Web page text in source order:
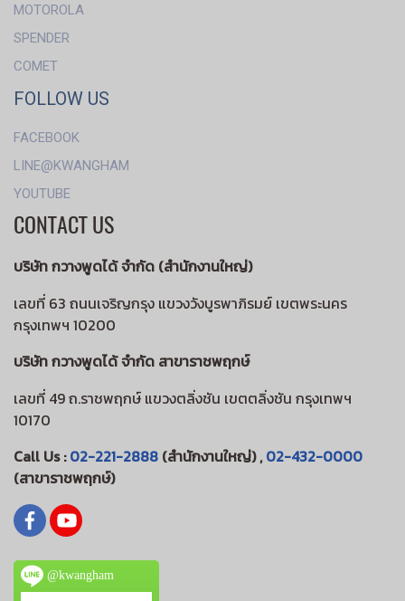
MOTOROLA
SPENDER
COMET
FOLLOW US
FACEBOOK
LINE@KWANGHAM
YOUTUBE
CONTACT US
บริษัท กวางพูดได้ จำกัด (สำนักงานใหญ่)
เลขที่ 63 ถนนเจริญกรุง แขวงวังบูรพาภิรมย์ เขตพระนคร
กรุงเทพฯ 10200
บริษัท กวางพูดได้ จำกัด สาขาราชพฤกษ์
เลขที่ 49 ถ.ราชพฤกษ์ แขวงตลิ่งชัน เขตตลิ่งชัน กรุงเทพฯ
10170
Call Us :02-221-2888 (สำนักงานใหญ่) ,02-432-0000
(สาขาราชพฤกษ์)
@kwangham